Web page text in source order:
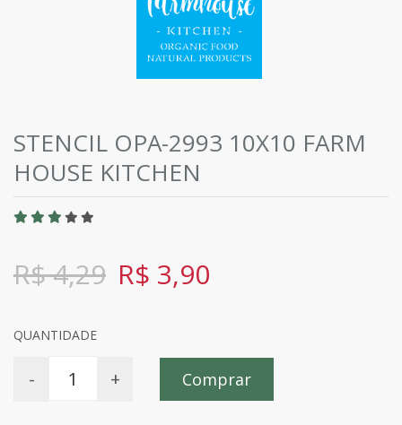
STENCIL OPA-2993 10X10 FARM
HOUSE KITCHEN
R$ 4,29 R$ 3,90
QUANTIDADE
- + Comprar